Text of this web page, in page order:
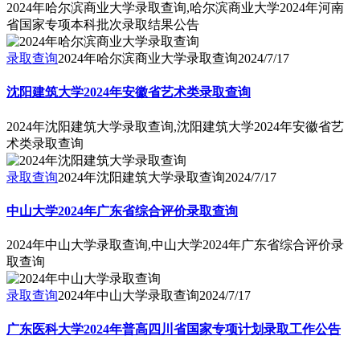
2024年哈尔滨商业大学录取查询,哈尔滨商业大学2024年河南
省国家专项本科批次录取结果公告
录取查询2024年哈尔滨商业大学录取查询2024/7/17
沈阳建筑大学2024年安徽省艺术类录取查询
2024年沈阳建筑大学录取查询,沈阳建筑大学2024年安徽省艺
术类录取查询
录取查询2024年沈阳建筑大学录取查询2024/7/17
中山大学2024年广东省综合评价录取查询
2024年中山大学录取查询,中山大学2024年广东省综合评价录
取查询
录取查询2024年中山大学录取查询2024/7/17
广东医科大学2024年普高四川省国家专项计划录取工作公告